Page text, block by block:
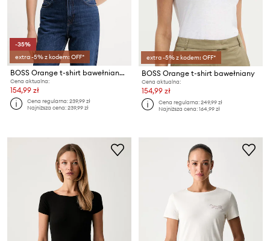
-35%
extra -5% z kodem: OFF*
BOSS Orange t-shirt bawełniany C_Elogo_5
Cena aktualna:
154,99 zł
Cena regularna:239,99 zł
Najniższa cena:239,99 zł
extra -5% z kodem: OFF*
BOSS Orange t-shirt bawełniany
Cena aktualna:
154,99 zł
Cena regularna:249,99 zł
Najniższa cena:164,99 zł